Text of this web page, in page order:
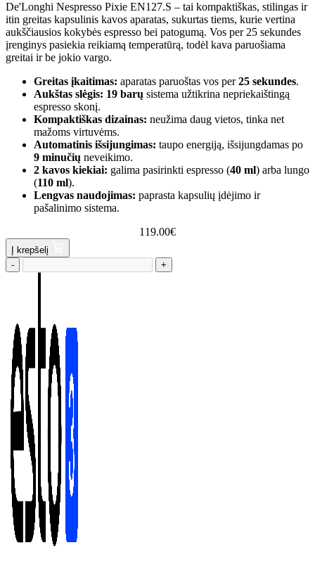
De'Longhi Nespresso Pixie EN127.S – tai kompaktiškas, stilingas ir
itin greitas kapsulinis kavos aparatas, sukurtas tiems, kurie vertina
aukščiausios kokybės espresso bei patogumą. Vos per 25 sekundes
įrenginys pasiekia reikiamą temperatūrą, todėl kava paruošiama
greitai ir be jokio vargo.
Greitas įkaitimas: aparatas paruoštas vos per25 sekundes.
Aukštas slėgis: 19 barų sistema užtikrina nepriekaištingą
espresso skonį.
Kompaktiškas dizainas: neužima daug vietos, tinka net
mažoms virtuvėms.
Automatinis išsijungimas: taupo energiją, išsijungdamas po
9 minučių neveikimo.
2 kavos kiekiai: galima pasirinkti espresso (40 ml) arba lungo
(110 ml).
Lengvas naudojimas: paprasta kapsulių įdėjimo ir
pašalinimo sistema.
119.00€
Į krepšelį
-
+